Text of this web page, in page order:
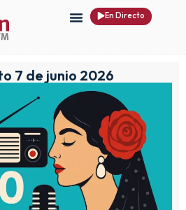
En Directo
7 de junio 2026